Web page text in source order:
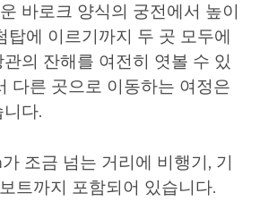
바로크 양식의 궁전에서 높이
탑에 이르기까지 두 곳 모두에
의 잔해를 여전히 엿볼 수 있
다른 곳으로 이동하는 여정은
다.
조금 넘는 거리에 비행기, 기
트까지 포함되어 있습니다.